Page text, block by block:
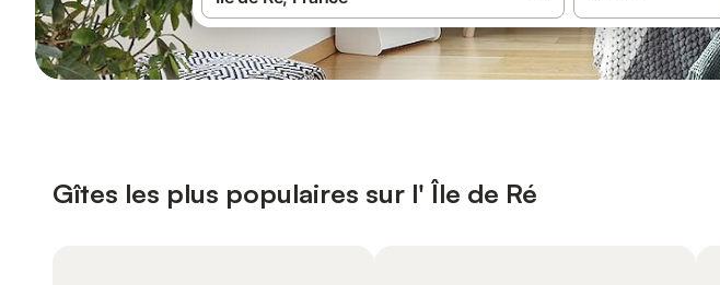
Gîtes les plus populaires sur l' Île de Ré